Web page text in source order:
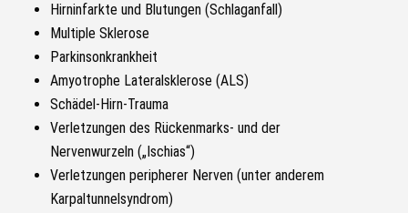
Hirninfarkte und Blutungen (Schlaganfall)
Multiple Sklerose
Parkinsonkrankheit
Amyotrophe Lateralsklerose (ALS)
Schädel-Hirn-Trauma
Verletzungen des Rückenmarks- und der
Nervenwurzeln („Ischias“)
Verletzungen peripherer Nerven (unter anderem
Karpaltunnelsyndrom)